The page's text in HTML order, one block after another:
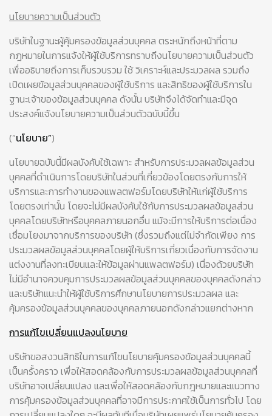
นโยบายความเป็นส่วนตัว
บริษัทในฐานะผู้คุ้มครองข้อมูลส่วนบุคคล ตระหนักถึงหน้าที่ตาม
กฎหมายในการแจ้งให้ผู้ใช้บริการทราบถึงนโยบายความเป็นส่วนตัว
เพื่ออธิบายถึงการเก็บรวบรวม ใช้ วิเคราะห์และประมวลผล รวมถึง
เปิดเผยข้อมูลส่วนบุคคลของผู้ใช้บริการ และสิทธิของผู้ใช้บริการใน
ฐานะเจ้าของข้อมูลส่วนบุคคล ดังนั้น บริษัทจึงได้จัดทำและมีจุด
ประสงค์แจ้งนโยบายความเป็นส่วนตัวฉบับนี้ขึ้น
(“นโยบาย”)
นโยบายฉบับนี้มีผลบังคับใช้เฉพาะ สำหรับการประมวลผลข้อมูลส่วน
บุคคลที่ดำเนินการโดยบริษัทในส่วนที่เกี่ยวข้องโดยตรงกับการให้
บริการและการทำงานของแพลตฟอร์มโดยบริษัทให้แก่ผู้ใช้บริการ
โดยตรงเท่านั้น โดยจะไม่มีผลบังคับใช้กับการประมวลผลข้อมูลส่วน
บุคคลโดยบริษัทหรือบุคคลภายนอกอื่น แม้จะมีการให้บริการต่อเนื่อง
เชื่อมโยงมาจากบริการของบริษัท (ซึ่งรวมถึงแต่ไม่จำกัดเพียง การ
ประมวลผลข้อมูลส่วนบุคคลโดยผู้ให้บริการเกี่ยวเนื่องกับการจัดงาน
แต่งงานที่ลงทะเบียนและให้ข้อมูลผ่านแพลตฟอร์ม) เนื่องด้วยบริษัท
ไม่มีอำนาจควบคุมการประมวลผลข้อมูลส่วนบุคคลของบุคคลดังกล่าว
และบริษัทแนะนำให้ผู้ใช้บริการศึกษานโยบายการประมวลผล และ
คุ้มครองข้อมูลส่วนบุคคลของบุคคลภายนอกดังกล่าวแยกต่างหาก
การแก้ไขเปลี่ยนแปลงนโยบาย
บริษัทขอสงวนสิทธิในการแก้ไขนโยบายคุ้มครองข้อมูลส่วนบุคคลนี้
เป็นครั้งคราว เพื่อให้สอดคล้องกับการประมวลผลข้อมูลส่วนบุคคลที่
บริษัทอาจเปลี่ยนแปลง และเพื่อให้สอดคล้องกับกฎหมายและแนวทาง
การคุ้มครองข้อมูลส่วนบุคคลที่อาจมีการประกาศใช้เป็นการทั่วไป โดย